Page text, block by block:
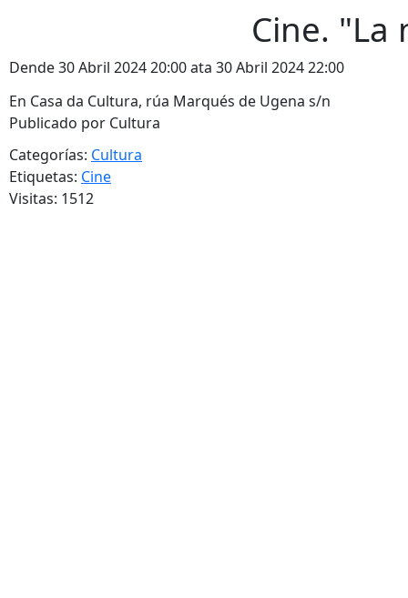
Cine. "La
Dende 30 Abril 2024 20:00 ata 30 Abril 2024 22:00
En Casa da Cultura, rúa Marqués de Ugena s/n
Publicado por Cultura
Categorías: Cultura
Etiquetas: Cine
Visitas: 1512